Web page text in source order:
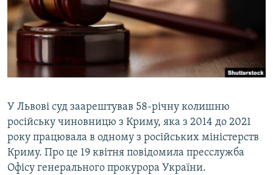
ДЕПОРТАЦІЯ
ВІДЕОУРОКИ «ELIFBE»
УКРАЇНСЬКА ПРОБЛЕМА КРИМУ
ЯК ОБІЙТИ БЛОКУВАННЯ
Русский
Qırımtatar
Усі сайти RFE/RL
У Львові суд заарештував 58-річну колишню
російську чиновницю з Криму, яка з 2014 до 2021
року працювала в одному з російських міністерств
Криму. Про це 19 квітня повідомила пресслужба
Офісу генерального прокурора України.